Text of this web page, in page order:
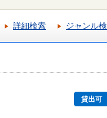
詳細検索 ジャンル
貸出可